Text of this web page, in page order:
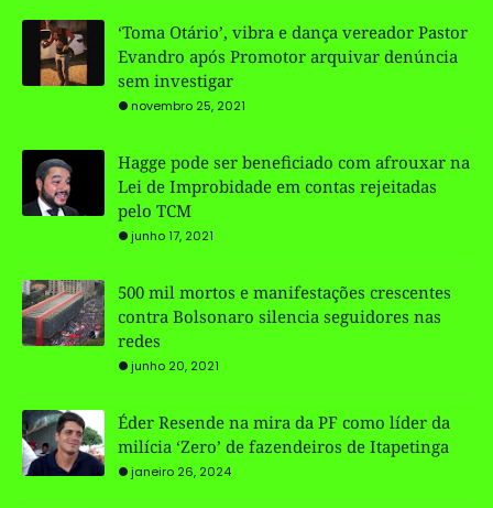
‘Toma Otário’, vibra e dança vereador Pastor
Evandro após Promotor arquivar denúncia
sem investigar
novembro 25, 2021
Hagge pode ser beneficiado com afrouxar na
Lei de Improbidade em contas rejeitadas
pelo TCM
junho 17, 2021
500 mil mortos e manifestações crescentes
contra Bolsonaro silencia seguidores nas
redes
junho 20, 2021
Éder Resende na mira da PF como líder da
milícia ‘Zero’ de fazendeiros de Itapetinga
janeiro 26, 2024